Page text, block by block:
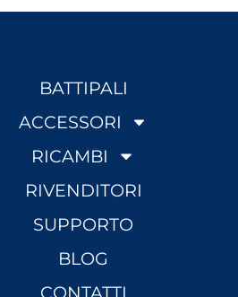
BATTIPALI
ACCESSORI
RICAMBI
RIVENDITORI
SUPPORTO
BLOG
CONTATTI